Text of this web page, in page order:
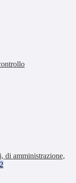
di amministrazione,
2